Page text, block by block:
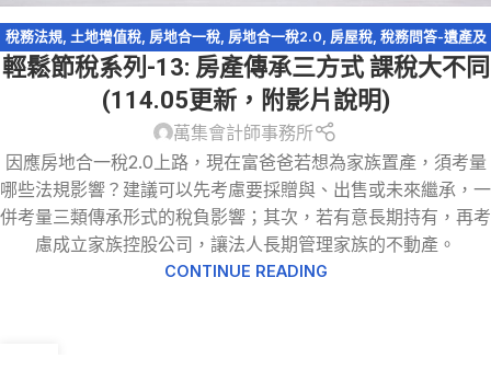
稅務法規, 土地增值稅, 房地合一稅, 房地合一稅2.0, 房屋稅, 稅務問答-遺產及
贈與稅, 資產傳承,輕鬆節稅,遺產及贈與稅
輕鬆節稅系列-13: 房產傳承三方式 課稅大不同
(114.05更新，附影片說明)
萬集會計師事務所
因應房地合一稅2.0上路，現在富爸爸若想為家族置產，須考量
哪些法規影響？建議可以先考慮要採贈與、出售或未來繼承，一
併考量三類傳承形式的稅負影響；其次，若有意長期持有，再考
慮成立家族控股公司，讓法人長期管理家族的不動產。
CONTINUE READING